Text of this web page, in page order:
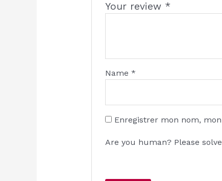
Your review *
Name*
Enregistrer mon nom,
Are you human? Please